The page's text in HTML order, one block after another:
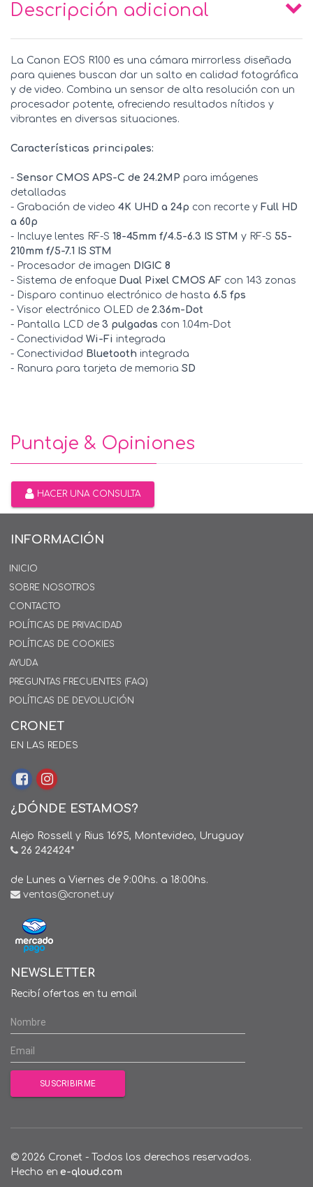
Descripción adicional
La Canon EOS R100 es una cámara mirrorless diseñada
para quienes buscan dar un salto en calidad fotográfica
y de video. Combina un sensor de alta resolución con un
procesador potente, ofreciendo resultados nítidos y
vibrantes en diversas situaciones.
Características principales:
- Sensor CMOS APS-C de 24.2MP para imágenes
detalladas
- Grabación de video 4K UHD a 24p con recorte y Full HD
a 60p
- Incluye lentes RF-S 18-45mm f/4.5-6.3 IS STM y RF-S 55-
210mm f/5-7.1 IS STM
- Procesador de imagen DIGIC 8
- Sistema de enfoque Dual Pixel CMOS AF con 143 zonas
- Disparo continuo electrónico de hasta 6.5 fps
- Visor electrónico OLED de 2.36m-Dot
- Pantalla LCD de 3 pulgadas con 1.04m-Dot
- Conectividad Wi-Fi integrada
- Conectividad Bluetooth integrada
- Ranura para tarjeta de memoria SD
Puntaje & Opiniones
HACER UNA CONSULTA
INFORMACIÓN
INICIO
SOBRE NOSOTROS
CONTACTO
POLÍTICAS DE PRIVACIDAD
POLÍTICAS DE COOKIES
AYUDA
PREGUNTAS FRECUENTES (FAQ)
POLÍTICAS DE DEVOLUCIÓN
CRONET
EN LAS REDES
¿DÓNDE ESTAMOS?
Alejo Rossell y Rius 1695, Montevideo, Uruguay
26 242424*
de Lunes a Viernes de 9:00hs. a 18:00hs.
ventas@cronet.uy
NEWSLETTER
Recibí ofertas en tu email
© 2026 Cronet - Todos los derechos reservados.
Hecho en e-qloud.com